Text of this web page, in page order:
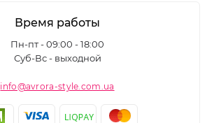
Время работы
Пн-пт - 09:00 - 18:00
Суб-Вс - выходной
info@avrora-style.com.ua